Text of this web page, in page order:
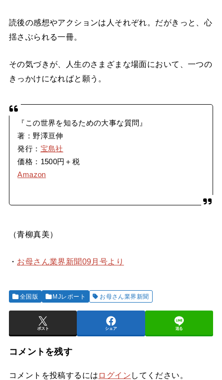
読後の感想やアクションは人それぞれ。だがきっと、心
揺さぶられる一冊。
その気づきが、人生のさまざまな場面において、一つの
きっかけになればと願う。
『この世界を知るための大事な質問』
著：野澤亘伸
発行： 宝島社
価格：1500円＋税
Amazon
（青柳真美）
・ お母さん業界新聞09月号より
全国版 MJレポート お母さん業界新聞
ポスト シェア 送る
コメントを残す
コメントを投稿するには ログイン してください。